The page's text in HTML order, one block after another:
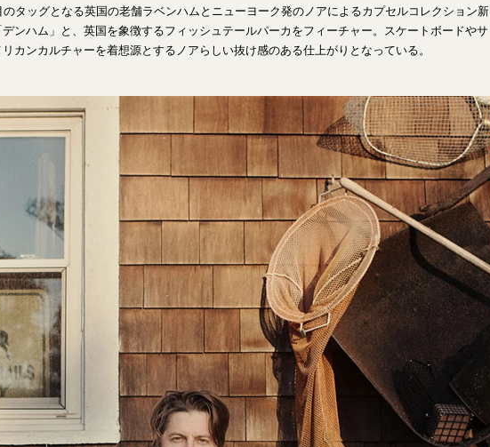
タッグとなる英国の老舗ラベンハムとニューヨーク発のノアによるカプセルコレクション新
ンハム」と、英国を象徴するフィッシュテールパーカをフィーチャー。スケートボードやサ
カンカルチャーを着想源とするノアらしい抜け感のある仕上がりとなっている。